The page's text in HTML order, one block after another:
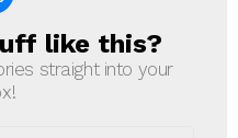
like this?
straight into your